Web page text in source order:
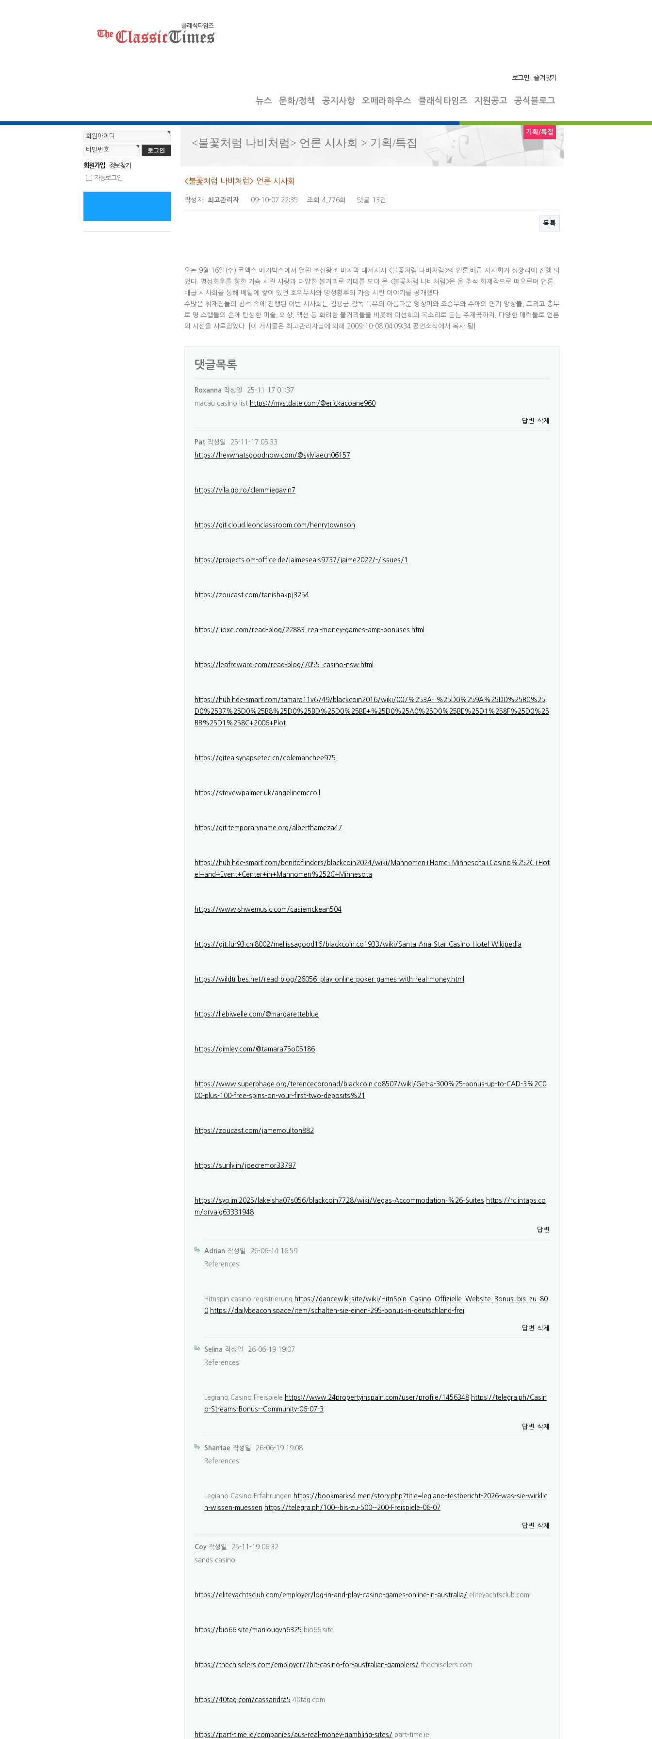
로그인 즐겨찾기
뉴스 문화/정책 공지사항 오페라하우스 클래식타임즈 지원공고 공식블로그
회원아이디
비밀번호
회원가입
정보찾기
자동로그인
<불꽃처럼 나비처럼> 언론 시사회 > 기획/특집
기획/특집
<불꽃처럼 나비처럼> 언론 시사회
작성자 최고관리자 09-10-07 22:35 조회 4,776회 댓글 13건
목록
오는 9월 16일(수) 코엑스 메가박스에서 열린 조선왕조 마지막 대서사시 <불꽃처럼 나비처럼>의 언론.배급 시사회가 성황리에 진행 되
었다. 명성화후를 향한 가슴 시린 사랑과 다양한 볼거리로 기대를 모아 온 <불꽃처럼 나비처럼>은 올 추석 화제작으로 떠오르며 언론.
배급 시사회를 통해 베일에 쌓여 있던 호위무사와 명성황후의 가슴 시린 이야기를 공개했다.
수많은 취재진들의 참석 속에 진행된 이번 시사회는 김용균 감독 특유의 아름다운 영상미와 조승우와 수애의 연기 앙상블, 그리고 충무
로 명 스탭들의 손에 탄생한 미술, 의상, 액션 등 화려한 볼거리들을 비롯해 이선희의 목소리로 듣는 주제곡까지, 다양한 매력들로 언론
의 시선을 사로잡았다. [이 게시물은 최고관리자님에 의해 2009-10-08 04:09:34 공연소식에서 복사 됨]
댓글목록
Roxanna 작성일
25-11-17 01:37
macau casino list https://mystdate.com/@erickacoane960
답변 삭제
Pat 작성일
25-11-17 05:33
https://heywhatsgoodnow.com/@sylviaecn06157
https://vila.go.ro/clemmiegavin7
https://git.cloud.leonclassroom.com/henrytownson
https://projects.om-office.de/jaimeseals9737/jaime2022/-/issues/1
https://zoucast.com/tanishakpj3254
https://jioxe.com/read-blog/22883_real-money-games-amp-bonuses.html
https://leafreward.com/read-blog/7055_casino-nsw.html
https://hub.hdc-smart.com/tamara11v6749/blackcoin2016/wiki/007%253A+%25D0%259A%25D0%25B0%25
D0%25B7%25D0%25B8%25D0%25BD%25D0%25BE+%25D0%25A0%25D0%25BE%25D1%258F%25D0%25
BB%25D1%258C+2006+Plot
https://gitea.synapsetec.cn/colemanchee975
https://stevewpalmer.uk/angelinemccoll
https://git.temporaryname.org/alberthameza47
https://hub.hdc-smart.com/benitoflinders/blackcoin2024/wiki/Mahnomen+Home+Minnesota+Casino%252C+Hot
el+and+Event+Center+in+Mahnomen%252C+Minnesota
https://www.shwemusic.com/casiemckean504
https://git.fur93.cn:8002/mellissagood16/blackcoin.co1933/wiki/Santa-Ana-Star-Casino-Hotel-Wikipedia
https://wildtribes.net/read-blog/26056_play-online-poker-games-with-real-money.html
https://liebiwelle.com/@margaretteblue
https://qimley.com/@tamara75o05186
https://www.superphage.org/terencecoronad/blackcoin.co8507/wiki/Get-a-300%25-bonus-up-to-CAD-3%2C0
00-plus-100-free-spins-on-your-first-two-deposits%21
https://zoucast.com/jamemoulton882
https://surily.in/joecremor33797
https://syq.im:2025/lakeisha07s056/blackcoin7728/wiki/Vegas-Accommodation-%26-Suites https://rc.intaps.co
m/orvalg63331948
답변
Adrian 작성일
26-06-14 16:59
References:
Hitnspin casino registrierung https://dancewiki.site/wiki/HitnSpin_Casino_Offizielle_Website_Bonus_bis_zu_80
0 https://dailybeacon.space/item/schalten-sie-einen-295-bonus-in-deutschland-frei
답변 삭제
Selina 작성일
26-06-19 19:07
References:
Legiano Casino Freispiele https://www.24propertyinspain.com/user/profile/1456348 https://telegra.ph/Casin
o-Streams-Bonus--Community-06-07-3
답변 삭제
Shantae 작성일
26-06-19 19:08
References:
Legiano Casino Erfahrungen https://bookmarks4.men/story.php?title=legiano-testbericht-2026-was-sie-wirklic
h-wissen-muessen https://telegra.ph/100--bis-zu-500--200-Freispiele-06-07
답변 삭제
Coy작성일
25-11-19 06:32
sands casino
https://eliteyachtsclub.com/employer/log-in-and-play-casino-games-online-in-australia/ eliteyachtsclub.com
https://bio66.site/marilouqvh6325 bio66.site
https://thechiselers.com/employer/7bit-casino-for-australian-gamblers/ thechiselers.com
https://40tag.com/cassandra5 40tag.com
https://part-time.ie/companies/aus-real-money-gambling-sites/ part-time.ie